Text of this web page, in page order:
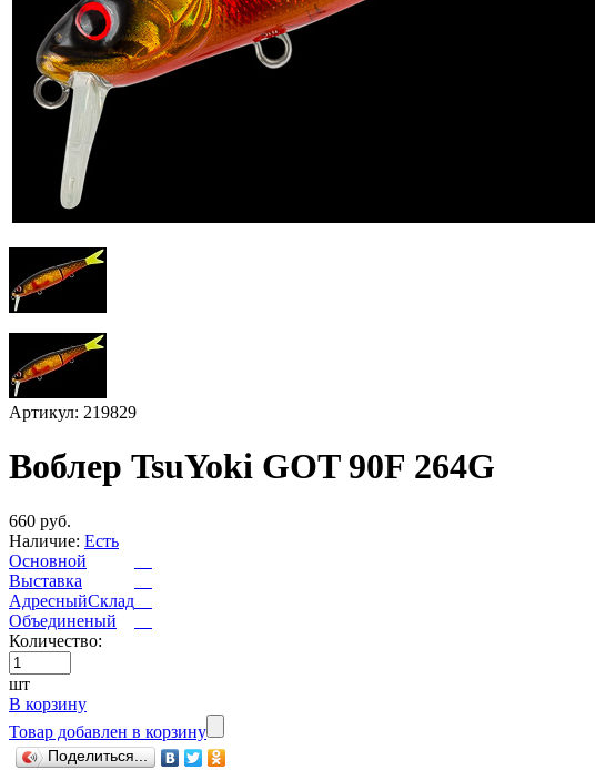
Артикул: 219829
Воблер TsuYoki GOT 90F 264G
660 руб.
Наличие: Есть
Основной
Выставка
АдресныйСклад
Объединеный
Количество:
шт
В корзину
Товар добавлен в корзину
Поделиться...